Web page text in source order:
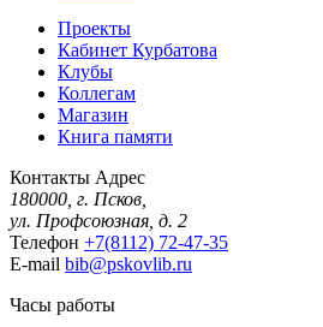
Проекты
Кабинет Курбатова
Клубы
Коллегам
Магазин
Книга памяти
Контакты Адрес
180000, г. Псков,
ул. Профсоюзная, д. 2
Телефон +7(8112) 72-47-35
E-mail bib@pskovlib.ru
Часы работы